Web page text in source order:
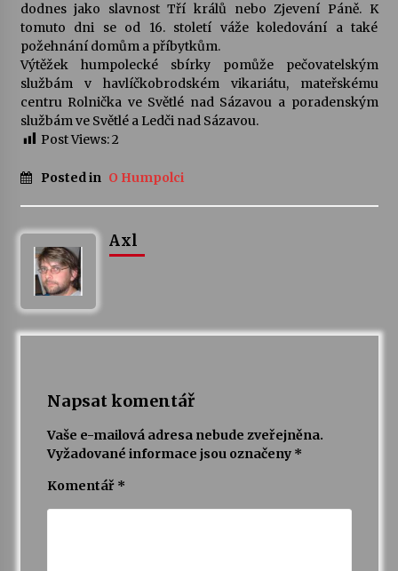
dodnes jako slavnost Tří králů nebo Zjevení Páně. K
tomuto dni se od 16. století váže koledování a také
požehnání domům a příbytkům.
Výtěžek humpolecké sbírky pomůže pečovatelským
službám v havlíčkobrodském vikariátu, mateřskému
centru Rolnička ve Světlé nad Sázavou a poradenským
službám ve Světlé a Ledči nad Sázavou.
Post Views:2
Posted in O Humpolci
Axl
Napsat komentář
Vaše e-mailová adresa nebude zveřejněna.
Vyžadované informace jsou označeny *
Komentář *